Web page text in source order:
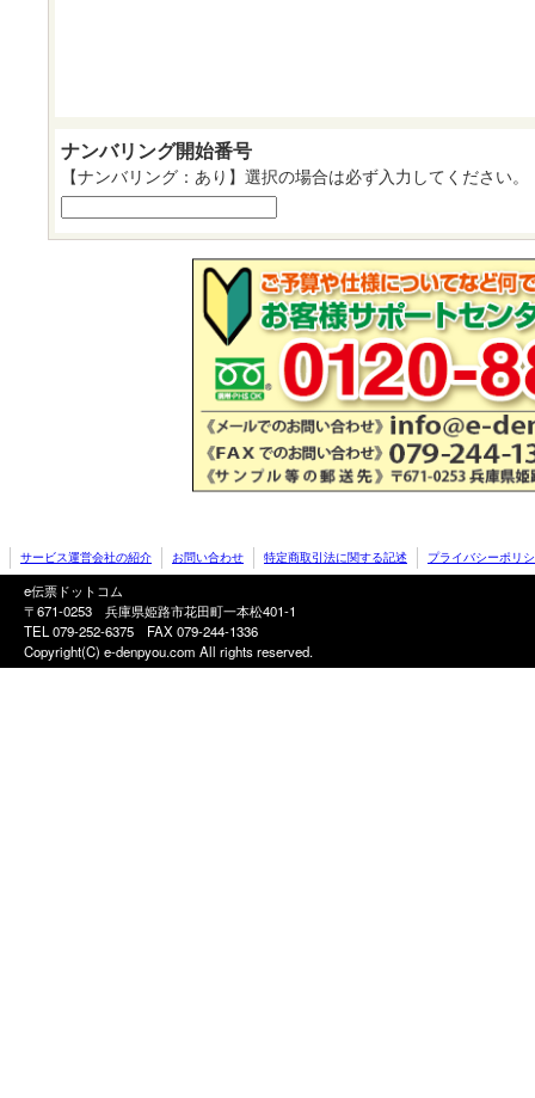
ナンバリング開始番号
【ナンバリング：あり】選択の場合は必ず入力してください。
サービス運営会社の紹介 お問い合わせ 特定商取引法に関する記述 プライバシーポリ
e伝票ドットコム
〒671-0253 兵庫県姫路市花田町一本松401-1
TEL 079-252-6375 FAX 079-244-1336
Copyright(C) e-denpyou.com All rights reserved.